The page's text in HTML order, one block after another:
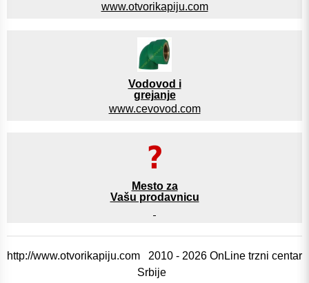
www.otvorikapiju.com
Vodovod i
grejanje
www.cevovod.com
Mesto za
Vašu prodavnicu
http://www.otvorikapiju.com 2010 - 2026 OnLine trzni centar
Srbije